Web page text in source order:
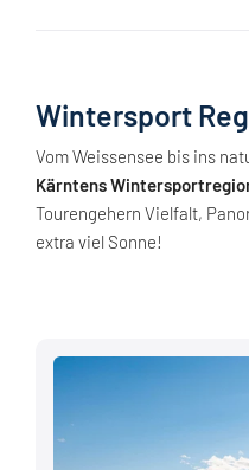
Wintersport
Vom Weissensee bis ins
Kärntens
Tourengehern Vielfalt,
extra viel Sonne!